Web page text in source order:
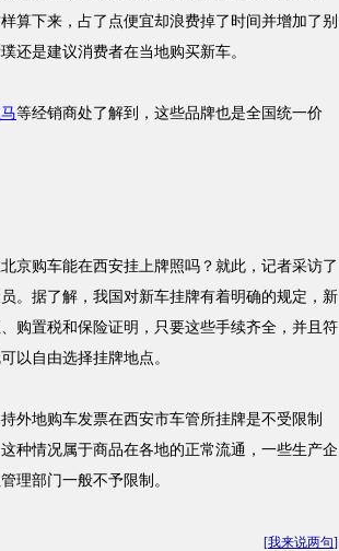
算下来，占了点便宜却浪费掉了时间并增加了别
还是建议消费者在当地购买新车。
等经销商处了解到，这些品牌也是全国统一价
购车能在西安挂上牌照吗？就此，记者采访了
。据了解，我国对新车挂牌有着明确的规定，新
购置税和保险证明，只要这些手续齐全，并且符
以自由选择挂牌地点。
地购车发票在西安市车管所挂牌是不受限制
种情况属于商品在各地的正常流通，一些生产企
理部门一般不予限制。
[我来说两句]